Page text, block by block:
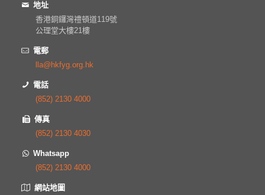
地址
香港銅鑼灣禮頓道119號
公理堂大樓21樓
電郵
lla@hkfyg.org.hk
電話
(852) 2130 4000
傳真
(852) 2130 4030
Whatsapp
(852) 2130 4000
網站地圖